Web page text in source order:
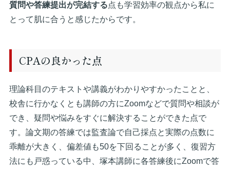
質問や答練提出が完結する点も学習効率の観点から私に
とって肌に合うと感じたからです。
CPAの良かった点
理論科目のテキストや講義がわかりやすかったことと、
校舎に行かなくとも講師の方にZoomなどで質問や相談が
でき、疑問や悩みをすぐに解決することができた点で
す。論文期の答練では監査論で自己採点と実際の点数に
乖離が大きく、偏差値も50を下回ることが多く、復習方
法にも戸惑っている中、塚本講師に各答練後にZoomで答